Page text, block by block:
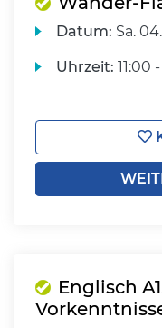
Datum: Sa.
Uhrzeit: 11:00
Englisch